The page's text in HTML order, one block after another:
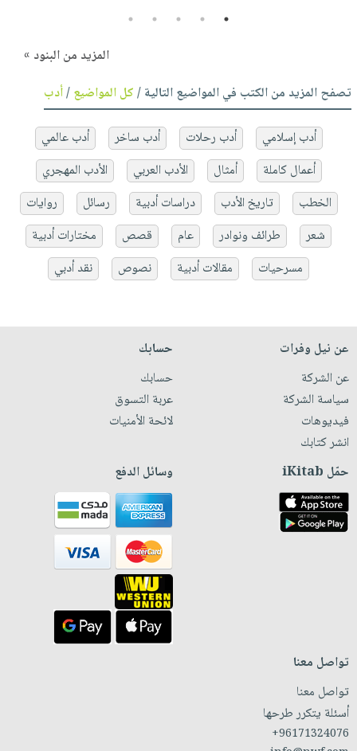
1
2
3
4
5
المزيد من البنود »
تصفح المزيد من الكتب في المواضيع التالية /كل المواضيع/أدب
أدب إسلامي أدب رحلات أدب ساخر
أدب عالمي
أعمال كاملة
أمثال الأدب العربي
الأدب المهجري
الخطب
تاريخ الأدب دراسات أدبية رسائل
روايات
شعر
طرائف ونوادر عام قصص
مختارات أدبية
مسرحيات
مقالات أدبية نصوص نقد أدبي
عن نيل وفرات
عن الشركة
سياسة الشركة
فيديوهات
انشر كتابك
حسابك
حسابك
عربة التسوق
لائحة الأمنيات
حمّل iKitab وسائل الدفع
تواصل معنا
تواصل معنا
أسئلة يتكرر طرحها
+96171324076